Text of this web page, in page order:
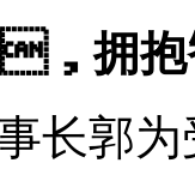
拥抱
长郭